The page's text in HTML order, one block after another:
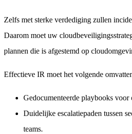
Zelfs met sterke verdediging zullen
Daarom moet uw
plannen die is afgestemd op
Effectieve IR moet het volgende
Gedocumenteerde playbooks
Duidelijke escalatiepaden tussen
teams.